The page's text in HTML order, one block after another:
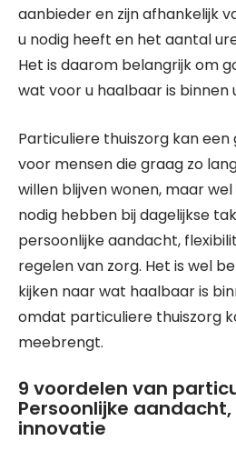
aanbieder en zijn afhankelijk
u nodig heeft en het aantal
Het is daarom belangrijk om
wat voor u haalbaar is binnen
Particuliere thuiszorg kan een
voor mensen die graag zo
willen blijven wonen, maar
nodig hebben bij dagelijkse
persoonlijke aandacht,
regelen van zorg. Het is wel
kijken naar wat haalbaar is
omdat particuliere thuiszorg
meebrengt.
9 voordelen van
Persoonlijke
innovatie